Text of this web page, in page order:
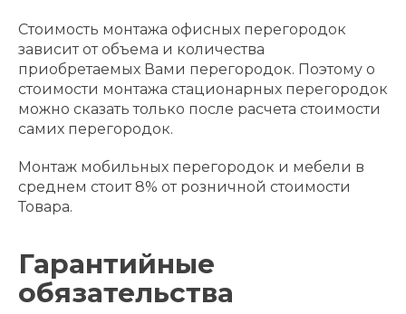
Cтоимость монтажа офисных перегородок
зависит от объема и количества
приобретаемых Вами перегородок. Поэтому о
стоимости монтажа стационарных перегородок
можно сказать только после расчета стоимости
самих перегородок.
Монтаж мобильных перегородок и мебели в
среднем стоит 8% от розничной стоимости
Товара.
Гарантийные
обязательства